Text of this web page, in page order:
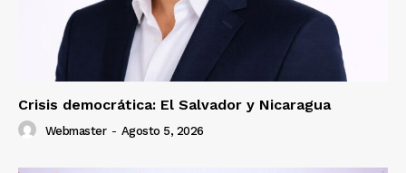
Crisis democrática: El Salvador y Nicaragua
Webmaster - Agosto 5, 2026